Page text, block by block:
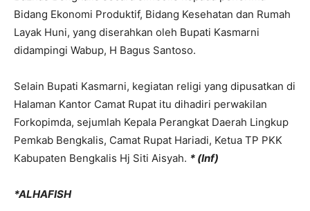
Bidang Ekonomi Produktif, Bidang Kesehatan dan Rumah
Layak Huni, yang diserahkan oleh Bupati Kasmarni
didampingi Wabup, H Bagus Santoso.
Selain Bupati Kasmarni, kegiatan religi yang dipusatkan di
Halaman Kantor Camat Rupat itu dihadiri perwakilan
Forkopimda, sejumlah Kepala Perangkat Daerah Lingkup
Pemkab Bengkalis, Camat Rupat Hariadi, Ketua TP PKK
Kabupaten Bengkalis Hj Siti Aisyah. * (Inf)
*ALHAFISH